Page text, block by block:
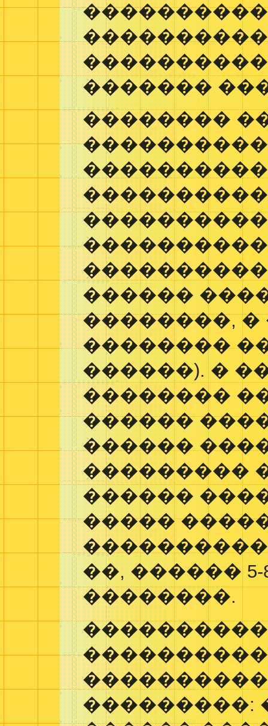
�������
��������
������
��������,
��������
������). �
��������
������
������
���������
������
�����
��, ������ 5-
��������.
���������: